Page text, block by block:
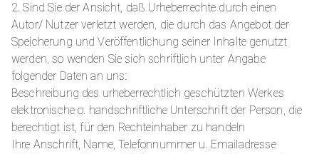
2. Sind Sie der Ansicht, daß Urheberrechte durch einen
Autor/ Nutzer verletzt werden, die durch das Angebot der
Speicherung und Veröffentlichung seiner Inhalte genutzt
werden, so wenden Sie sich schriftlich unter Angabe
folgender Daten an uns:
Beschreibung des urheberrechtlich geschützten Werkes
elektronische o. handschriftliche Unterschrift der Person, die
berechtigt ist, für den Rechteinhaber zu handeln
Ihre Anschrift, Name, Telefonnummer u. Emailadresse